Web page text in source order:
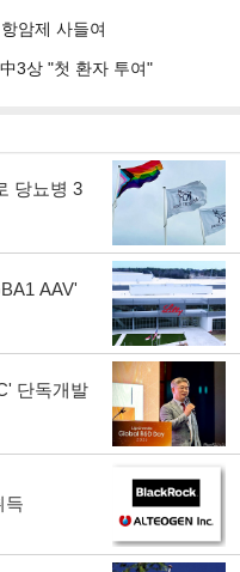
암제 사들여
3상 "첫 환자 투여"
당뇨병 3
AAV'
단독개발
득